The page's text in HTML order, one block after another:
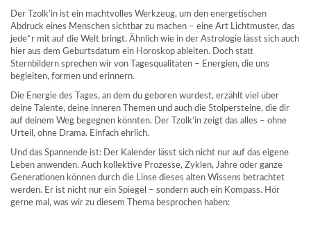
Der Tzolk’in ist ein machtvolles Werkzeug, um den energetischen
Abdruck eines Menschen sichtbar zu machen – eine Art Lichtmuster, das
jede*r mit auf die Welt bringt. Ähnlich wie in der Astrologie lässt sich auch
hier aus dem Geburtsdatum ein Horoskop ableiten. Doch statt
Sternbildern sprechen wir von Tagesqualitäten – Energien, die uns
begleiten, formen und erinnern.
Die Energie des Tages, an dem du geboren wurdest, erzählt viel über
deine Talente, deine inneren Themen und auch die Stolpersteine, die dir
auf deinem Weg begegnen könnten. Der Tzolk’in zeigt das alles – ohne
Urteil, ohne Drama. Einfach ehrlich.
Und das Spannende ist: Der Kalender lässt sich nicht nur auf das eigene
Leben anwenden. Auch kollektive Prozesse, Zyklen, Jahre oder ganze
Generationen können durch die Linse dieses alten Wissens betrachtet
werden. Er ist nicht nur ein Spiegel – sondern auch ein Kompass. Hör
gerne mal, was wir zu diesem Thema besprochen haben: